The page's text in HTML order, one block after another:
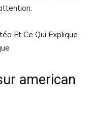
Et Ce Qui Explique
american